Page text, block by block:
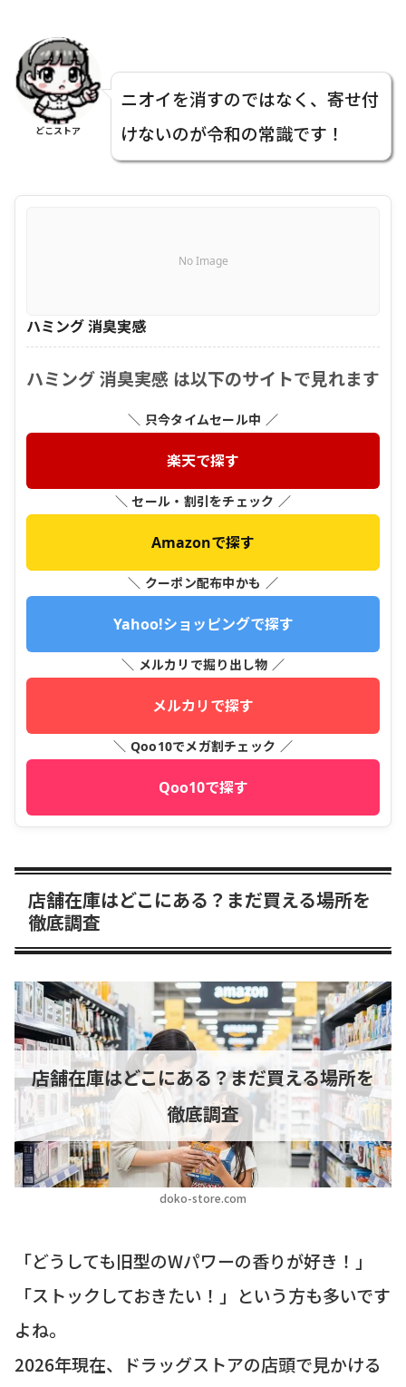
どこストア
ニオイを消すのではなく、寄せ付
けないのが令和の常識です！
No Image
ハミング 消臭実感
ハミング 消臭実感 は以下のサイトで見れます
＼ 只今タイムセール中 ／
楽天で探す
＼ セール・割引をチェック ／
Amazonで探す
＼ クーポン配布中かも ／
Yahoo!ショッピングで探す
＼ メルカリで掘り出し物 ／
メルカリで探す
＼ Qoo10でメガ割チェック ／
Qoo10で探す
店舗在庫はどこにある？まだ買える場所を
徹底調査
doko-store.com
店舗在庫はどこにある？まだ買える場所を
徹底調査
「どうしても旧型のWパワーの香りが好き！」
「ストックしておきたい！」という方も多いです
よね。
2026年現在、ドラッグストアの店頭で見かける